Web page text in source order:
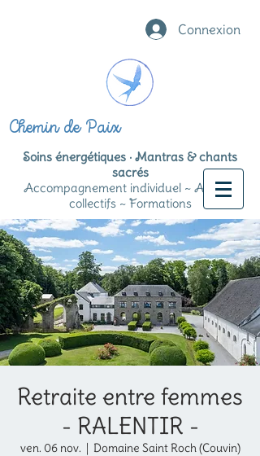
Connexion
Chemin de Paix
Soins énergétiques · Mantras & chants
sacrés
Accompagnement individuel ~ Ateliers
collectifs ~ Formations
Retraite entre femmes
- RALENTIR -
ven. 06 nov.
  |
Domaine Saint Roch (Couvin)